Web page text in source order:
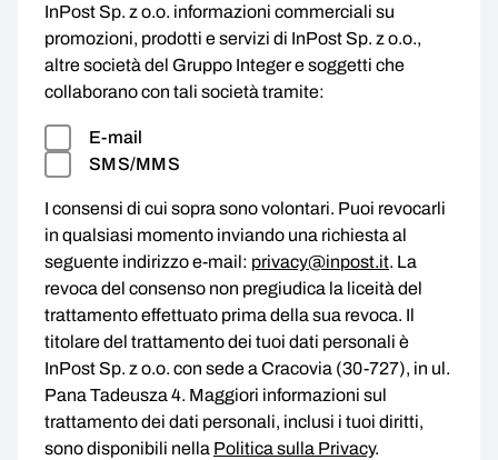
InPost Sp. z o.o. informazioni commerciali su
promozioni, prodotti e servizi di InPost Sp. z o.o.,
altre società del Gruppo Integer e soggetti che
collaborano con tali società tramite:
E-mail
SMS/MMS
I consensi di cui sopra sono volontari. Puoi revocarli
in qualsiasi momento inviando una richiesta al
seguente indirizzo e-mail: privacy@inpost.it. La
revoca del consenso non pregiudica la liceità del
trattamento effettuato prima della sua revoca. Il
titolare del trattamento dei tuoi dati personali è
InPost Sp. z o.o. con sede a Cracovia (30-727), in ul.
Pana Tadeusza 4. Maggiori informazioni sul
trattamento dei dati personali, inclusi i tuoi diritti,
sono disponibili nella Politica sulla Privacy.